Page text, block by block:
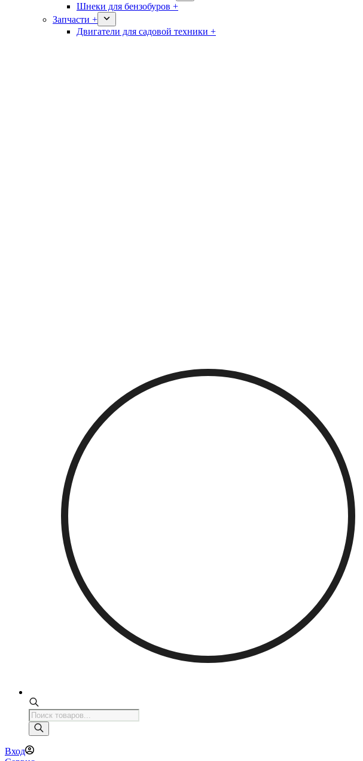
Шнеки для бензобуров +
Запчасти +
Двигатели для садовой техники +
Поиск
товаров
Вход